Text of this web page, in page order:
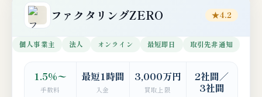
ファクタリングZERO ★4.2
個人事業主 法人 オンライン 最短即日 取引先非通知
1.5%〜
手数料
最短1時間
入金
3,000万円
買取上限
2社間／
3社間